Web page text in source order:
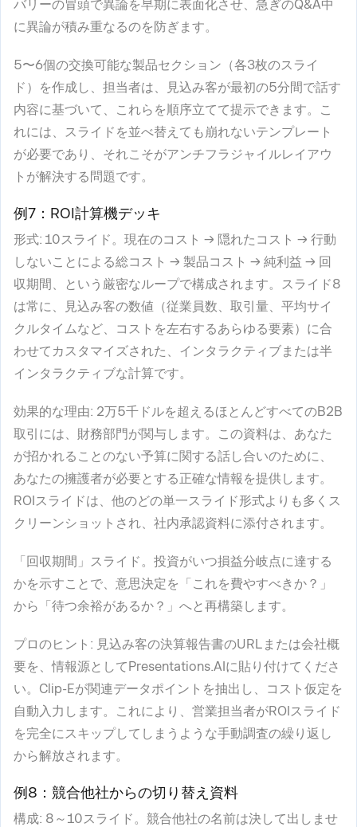
バリーの冒頭で異論を早期に表面化させ、急ぎのQ&A中
に異論が積み重なるのを防ぎます。
5〜6個の交換可能な製品セクション（各3枚のスライ
ド）を作成し、担当者は、見込み客が最初の5分間で話す
内容に基づいて、これらを順序立てて提示できます。こ
れには、スライドを並べ替えても崩れないテンプレート
が必要であり、それこそがアンチフラジャイルレイアウ
トが解決する問題です。
例7：ROI計算機デッキ
形式: 10スライド。現在のコスト → 隠れたコスト → 行動
しないことによる総コスト → 製品コスト → 純利益 → 回
収期間、という厳密なループで構成されます。スライド8
は常に、見込み客の数値（従業員数、取引量、平均サイ
クルタイムなど、コストを左右するあらゆる要素）に合
わせてカスタマイズされた、インタラクティブまたは半
インタラクティブな計算です。
効果的な理由: 2万5千ドルを超えるほとんどすべてのB2B
取引には、財務部門が関与します。この資料は、あなた
が招かれることのない予算に関する話し合いのために、
あなたの擁護者が必要とする正確な情報を提供します。
ROIスライドは、他のどの単一スライド形式よりも多くス
クリーンショットされ、社内承認資料に添付されます。
「回収期間」スライド。投資がいつ損益分岐点に達する
かを示すことで、意思決定を「これを費やすべきか？」
から「待つ余裕があるか？」へと再構築します。
プロのヒント : 見込み客の決算報告書のURLまたは会社概
要を、情報源としてPresentations.AIに貼り付けてくださ
い。Clip-Eが関連データポイントを抽出し、コスト仮定を
自動入力します。これにより、営業担当者がROIスライド
を完全にスキップしてしまうような手動調査の繰り返し
から解放されます。
例8：競合他社からの切り替え資料
構成: 8～10スライド。競合他社の名前は決して出しませ